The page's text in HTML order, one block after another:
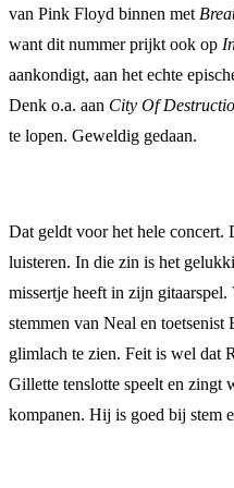
van Pink Floyd binnen met
want dit nummer prijkt ook op
aankondigt, aan het echte
Denk o.a. aan City Of
te lopen. Geweldig gedaan.
Dat geldt voor het hele concert.
luisteren. In die zin is het
missertje heeft in zijn
stemmen van Neal en
glimlach te zien. Feit is wel dat
Gillette tenslotte speelt en zingt
kompanen. Hij is goed bij stem